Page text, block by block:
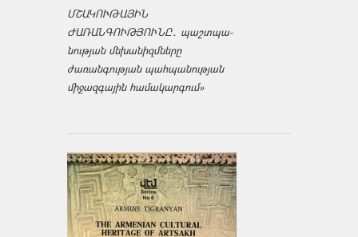
ՄՇԱԿՈՒԹԱՅԻՆ
ԺԱՌԱՆԳՈՒԹՅՈՒՆԸ․ պաշտպա­
նության մեխանիզմները
ժառանգության պահպանության
միջազ­գային համակարգում»